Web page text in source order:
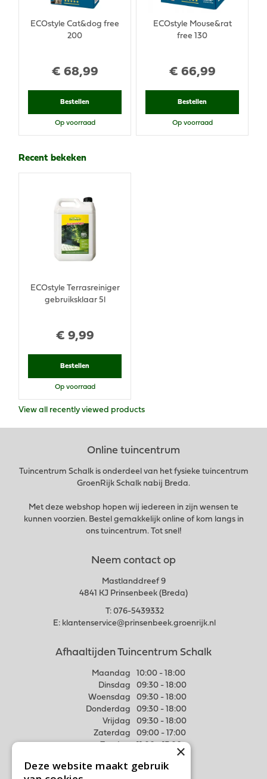
€ 68,99
ECOstyle Cat&dog free
200
Bestellen
Op voorraad
€ 66,99
ECOstyle Mouse&rat
free 130
Bestellen
Op voorraad
Recent bekeken
€ 9,99
ECOstyle Terrasreiniger
gebruiksklaar 5l
Bestellen
Op voorraad
View all recently viewed products
Online tuincentrum
Tuincentrum Schalk is onderdeel van het fysieke tuincentrum
GroenRijk Schalk nabij Breda.
Met deze webshop hopen wij iedereen in zijn wensen te
kunnen voorzien. Bestel gemakkelijk online of kom langs in
ons tuincentrum. Tot snel!
Neem contact op
Mastlanddreef 9
4841 KJ Prinsenbeek (Breda)
T: 076-5439332
E: klantenservice@prinsenbeek.groenrijk.nl
Afhaaltijden Tuincentrum Schalk
Maandag
10:00 - 18:00
Dinsdag
09:30 - 18:00
Woensdag
09:30 - 18:00
Donderdag
09:30 - 18:00
Vrijdag
09:30 - 18:00
Zaterdag
09:00 - 17:00
Meer weten
×
Deze website maakt gebruik